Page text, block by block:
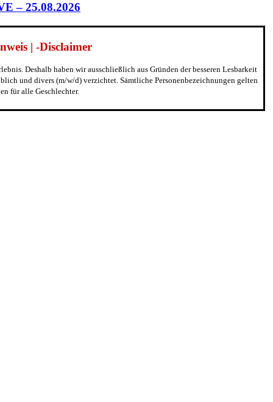
– 25.08.2026
| -Disclaimer
Deshalb haben wir ausschließlich aus Gründen der besseren Lesbarkeit
und divers (m/w/d) verzichtet. Sämtliche Personenbezeichnungen gelten
für alle Geschlechter.